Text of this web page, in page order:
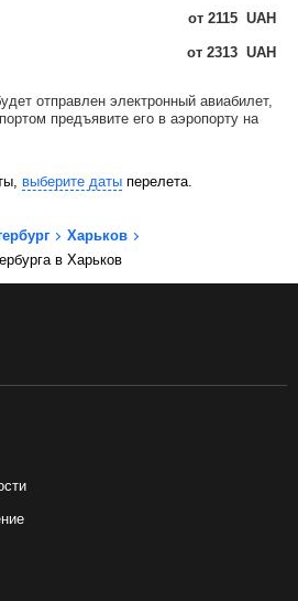
от 2115 UAH
от 2313 UAH
отправлен электронный авиабилет,
предъявите его в аэропорту на
выберите даты перелета.
Харьков
в Харьков